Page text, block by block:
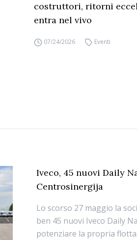
costruttori, ritorni
entra nel vivo
07/24/2026 Eventi
Iveco, 45 nuovi Daily
Centrosinergija
Lo scorso 27 maggio la
ben 45 nuovi Iveco Daily
potenziare la propria